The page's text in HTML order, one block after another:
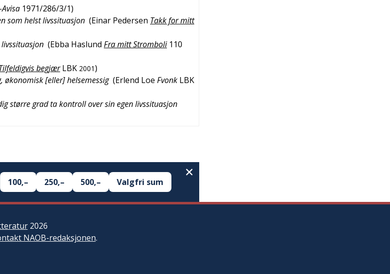
1971/286/3/1)
som helst livssituasjon (Einar Pedersen Takk for mitt
(Ebba Haslund Fra mitt Stromboli 110
begjær LBK 2001)
[eller] helsemessig (Erlend Loe Fvonk LBK
større grad ta kontroll over sin egen livssituasjon
100,– 250,– 500,– Valgfri sum
2026
NAOB-redaksjonen.